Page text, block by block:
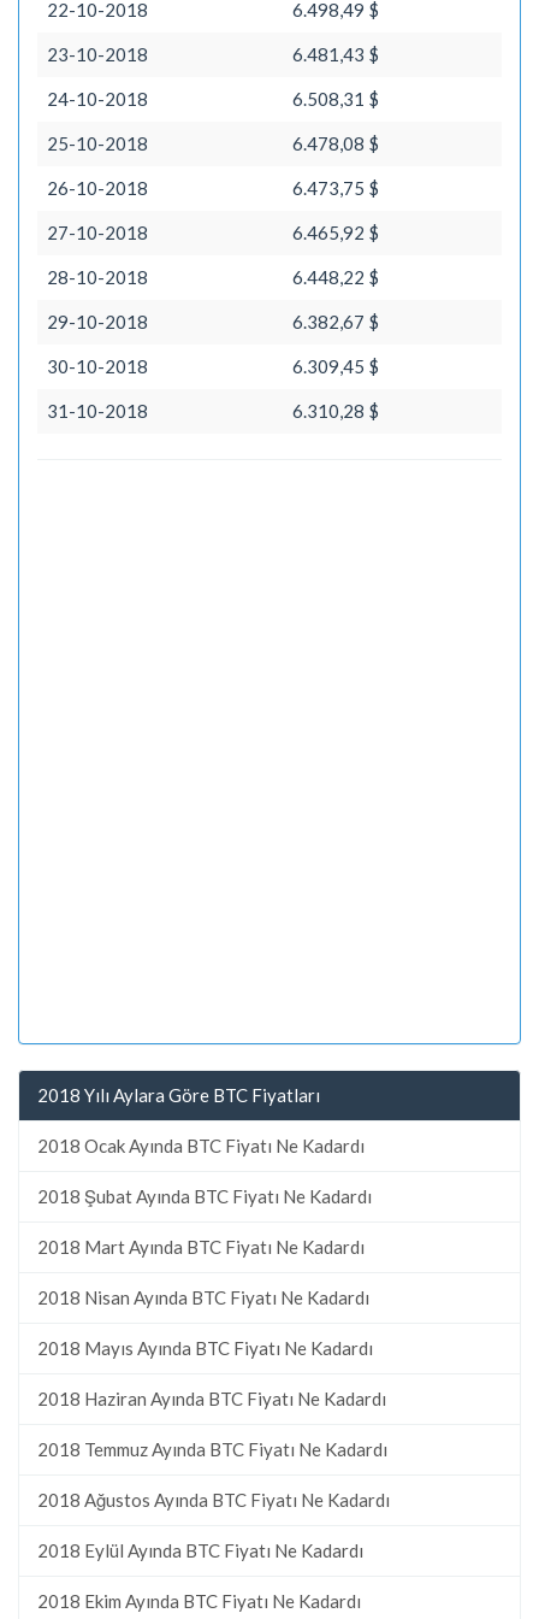
22-10-2018 6.498,49 $
23-10-2018 6.481,43 $
24-10-2018 6.508,31 $
25-10-2018 6.478,08 $
26-10-2018 6.473,75 $
27-10-2018 6.465,92 $
28-10-2018 6.448,22 $
29-10-2018 6.382,67 $
30-10-2018 6.309,45 $
31-10-2018 6.310,28 $
2018 Yılı Aylara Göre BTC Fiyatları
2018 Ocak Ayında BTC Fiyatı Ne Kadardı
2018 Şubat Ayında BTC Fiyatı Ne Kadardı
2018 Mart Ayında BTC Fiyatı Ne Kadardı
2018 Nisan Ayında BTC Fiyatı Ne Kadardı
2018 Mayıs Ayında BTC Fiyatı Ne Kadardı
2018 Haziran Ayında BTC Fiyatı Ne Kadardı
2018 Temmuz Ayında BTC Fiyatı Ne Kadardı
2018 Ağustos Ayında BTC Fiyatı Ne Kadardı
2018 Eylül Ayında BTC Fiyatı Ne Kadardı
2018 Ekim Ayında BTC Fiyatı Ne Kadardı